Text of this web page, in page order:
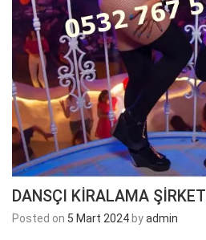
DANSÇI KİRALAMA ŞİRKETİ
Posted on 5 Mart 2024 byadmin